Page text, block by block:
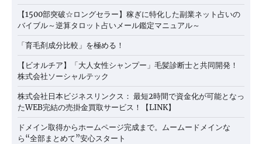
【1500部突破☆ロングセラー】稼ぎに特化した副業ネット占いの
バイブル～逆算タロット占いメール鑑定マニュアル～
「育毛剤成分比較」を極める！
【ビオルチア】「大人女性シャンプー」毛髪診断士と共同開発！
株式会社ソーシャルテック
株式会社日本ビジネスリンクス： 最短2時間で資金化が可能となっ
たWEB完結の売掛金買取サービス！【LINK】
ドメイン取得からホームページ完成まで。ムームードメインな
ら“全部まとめて”安心スタート